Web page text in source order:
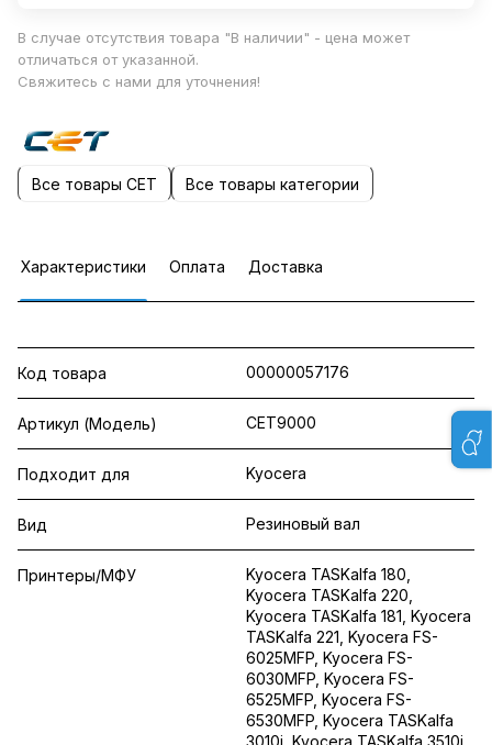
В случае отсутствия товара "В наличии" - цена может
отличаться от указанной.
Свяжитесь с нами для уточнения!
Все товары CET Все товары категории
Характеристики Оплата Доставка
Код товара 00000057176
Артикул (Модель) CET9000
Подходит для Kyocera
Вид Резиновый вал
Принтеры/МФУ
Kyocera TASKalfa 180,
Kyocera TASKalfa 220,
Kyocera TASKalfa 181, Kyocera
TASKalfa 221, Kyocera FS-
6025MFP, Kyocera FS-
6030MFP, Kyocera FS-
6525MFP, Kyocera FS-
6530MFP, Kyocera TASKalfa
3010i, Kyocera TASKalfa 3510i,